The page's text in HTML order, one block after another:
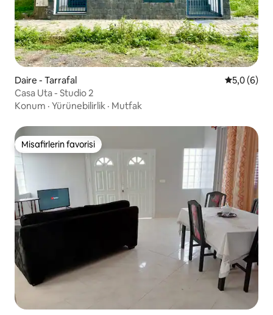
Daire - Tarrafal 55,0 (6)
Casa Uta - Studio 2
Konum · Yürünebilirlik · Mutfak
Misafirlerin favorisi
Misafirlerin favorisi